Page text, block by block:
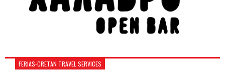
FERIAS-CRETAN TRAVEL SERVICES